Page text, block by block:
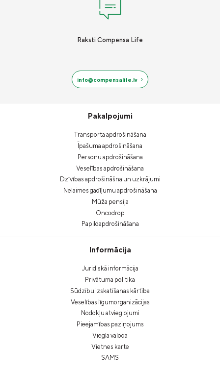
Raksti Compensa Life
info@compensalife.lv
Pakalpojumi
Transporta apdrošināšana
Īpašuma apdrošināšana
Personu apdrošināšana
Veselības apdrošināšana
Dzīvības apdrošināšna un uzkrājumi
Nelaimes gadījumu apdrošināšana
Mūža pensija
Oncodrop
Papildapdrošināšana
Informācija
Juridiskā informācija
Privātuma politika
Sūdzību izskatīšanas kārtība
Veselības līgumorganizācijas
Nodokļu atvieglojumi
Pieejamības paziņojums
Vieglā valoda
Vietnes karte
SAMS